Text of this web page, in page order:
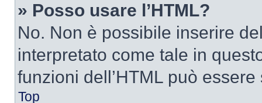
» Posso usare l’HTML?
No. Non è possibile inserire
interpretato come tale in
funzioni dell’HTML può
Top